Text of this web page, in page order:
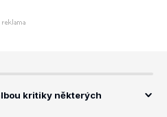
kritiky některých